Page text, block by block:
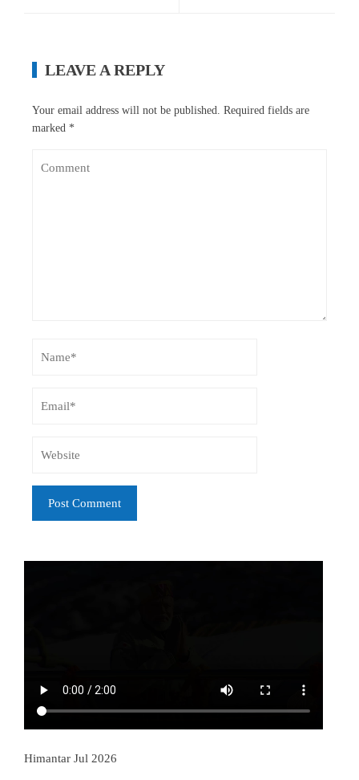
LEAVE A REPLY
Your email address will not be published. Required fields are
marked *
Himantar Jul 2026